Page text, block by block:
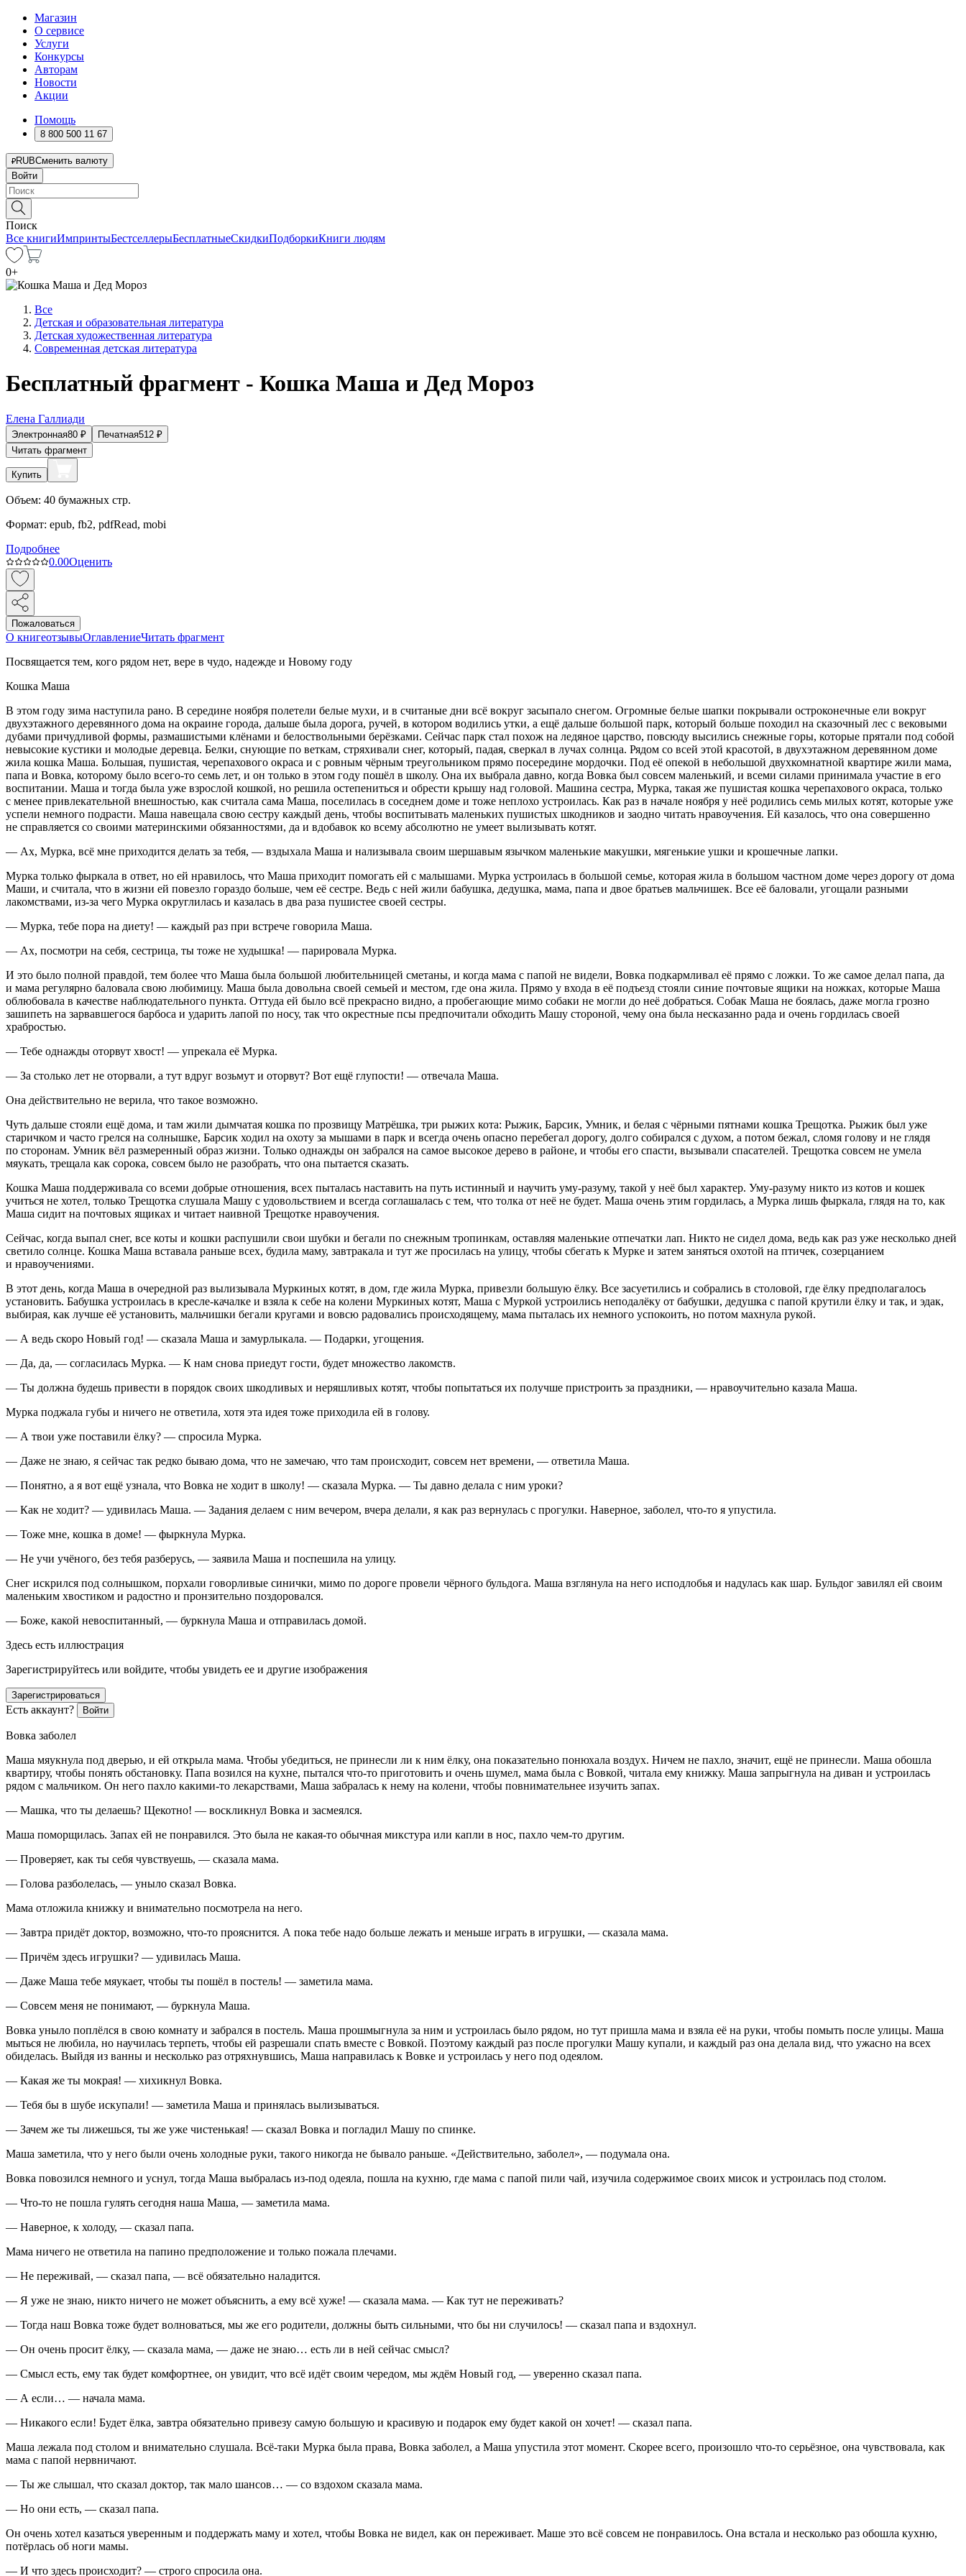
Магазин
О сервисе
Услуги
Конкурсы
Авторам
Новости
Акции
Помощь
8 800 500 11 67
RUBСменить валюту
Войти
Поиск
Все книгиИмпринтыБестселлерыБесплатныеСкидкиПодборкиКниги людям
0+
Все
Детская и образовательная литература
Детская художественная литература
Современная детская литература
Бесплатный фрагмент - Кошка Маша и Дед Мороз
Елена Галлиади
Электронная80 ₽ Печатная512 ₽
Читать фрагмент
Купить
Объем: 40 бумажных стр.
Формат: epub, fb2, pdfRead, mobi
Подробнее
0.00Оценить
Пожаловаться
О книгеотзывыОглавлениеЧитать фрагмент
Посвящается тем, кого рядом нет, вере в чудо, надежде и Новому году
Кошка Маша
В этом году зима наступила рано. В середине ноября полетели белые мухи, и в считаные дни всё вокруг засыпало снегом. Огромные белые шапки покрывали остроконечные ели вокруг
двухэтажного деревянного дома на окраине города, дальше была дорога, ручей, в котором водились утки, а ещё дальше большой парк, который больше походил на сказочный лес с вековыми
дубами причудливой формы, размашистыми клёнами и белоствольными берёзками. Сейчас парк стал похож на ледяное царство, повсюду высились снежные горы, которые прятали под собой
невысокие кустики и молодые деревца. Белки, снующие по веткам, стряхивали снег, который, падая, сверкал в лучах солнца. Рядом со всей этой красотой, в двухэтажном деревянном доме
жила кошка Маша. Большая, пушистая, черепахового окраса и с ровным чёрным треугольником прямо посередине мордочки. Под её опекой в небольшой двухкомнатной квартире жили мама,
папа и Вовка, которому было всего-то семь лет, и он только в этом году пошёл в школу. Она их выбрала давно, когда Вовка был совсем маленький, и всеми силами принимала участие в его
воспитании. Маша и тогда была уже взрослой кошкой, но решила остепениться и обрести крышу над головой. Машина сестра, Мурка, такая же пушистая кошка черепахового окраса, только
с менее привлекательной внешностью, как считала сама Маша, поселилась в соседнем доме и тоже неплохо устроилась. Как раз в начале ноября у неё родились семь милых котят, которые уже
успели немного подрасти. Маша навещала свою сестру каждый день, чтобы воспитывать маленьких пушистых шкодников и заодно читать нравоучения. Ей казалось, что она совершенно
не справляется со своими материнскими обязанностями, да и вдобавок ко всему абсолютно не умеет вылизывать котят.
— Ах, Мурка, всё мне приходится делать за тебя, — вздыхала Маша и нализывала своим шершавым язычком маленькие макушки, мягенькие ушки и крошечные лапки.
Мурка только фыркала в ответ, но ей нравилось, что Маша приходит помогать ей с малышами. Мурка устроилась в большой семье, которая жила в большом частном доме через дорогу от дома
Маши, и считала, что в жизни ей повезло гораздо больше, чем её сестре. Ведь с ней жили бабушка, дедушка, мама, папа и двое братьев мальчишек. Все её баловали, угощали разными
лакомствами, из-за чего Мурка округлилась и казалась в два раза пушистее своей сестры.
— Мурка, тебе пора на диету! — каждый раз при встрече говорила Маша.
— Ах, посмотри на себя, сестрица, ты тоже не худышка! — парировала Мурка.
И это было полной правдой, тем более что Маша была большой любительницей сметаны, и когда мама с папой не видели, Вовка подкармливал её прямо с ложки. То же самое делал папа, да
и мама регулярно баловала свою любимицу. Маша была довольна своей семьей и местом, где она жила. Прямо у входа в её подъезд стояли синие почтовые ящики на ножках, которые Маша
облюбовала в качестве наблюдательного пункта. Оттуда ей было всё прекрасно видно, а пробегающие мимо собаки не могли до неё добраться. Собак Маша не боялась, даже могла грозно
зашипеть на зарвавшегося барбоса и ударить лапой по носу, так что окрестные псы предпочитали обходить Машу стороной, чему она была несказанно рада и очень гордилась своей
храбростью.
— Тебе однажды оторвут хвост! — упрекала её Мурка.
— За столько лет не оторвали, а тут вдруг возьмут и оторвут? Вот ещё глупости! — отвечала Маша.
Она действительно не верила, что такое возможно.
Чуть дальше стояли ещё дома, и там жили дымчатая кошка по прозвищу Матрёшка, три рыжих кота: Рыжик, Барсик, Умник, и белая с чёрными пятнами кошка Трещотка. Рыжик был уже
старичком и часто грелся на солнышке, Барсик ходил на охоту за мышами в парк и всегда очень опасно перебегал дорогу, долго собирался с духом, а потом бежал, сломя голову и не глядя
по сторонам. Умник вёл размеренный образ жизни. Только однажды он забрался на самое высокое дерево в районе, и чтобы его спасти, вызывали спасателей. Трещотка совсем не умела
мяукать, трещала как сорока, совсем было не разобрать, что она пытается сказать.
Кошка Маша поддерживала со всеми добрые отношения, всех пыталась наставить на путь истинный и научить уму-разуму, такой у неё был характер. Уму-разуму никто из котов и кошек
учиться не хотел, только Трещотка слушала Машу с удовольствием и всегда соглашалась с тем, что толка от неё не будет. Маша очень этим гордилась, а Мурка лишь фыркала, глядя на то, как
Маша сидит на почтовых ящиках и читает наивной Трещотке нравоучения.
Сейчас, когда выпал снег, все коты и кошки распушили свои шубки и бегали по снежным тропинкам, оставляя маленькие отпечатки лап. Никто не сидел дома, ведь как раз уже несколько дней
светило солнце. Кошка Маша вставала раньше всех, будила маму, завтракала и тут же просилась на улицу, чтобы сбегать к Мурке и затем заняться охотой на птичек, созерцанием
и нравоучениями.
В этот день, когда Маша в очередной раз вылизывала Муркиных котят, в дом, где жила Мурка, привезли большую ёлку. Все засуетились и собрались в столовой, где ёлку предполагалось
установить. Бабушка устроилась в кресле-качалке и взяла к себе на колени Муркиных котят, Маша с Муркой устроились неподалёку от бабушки, дедушка с папой крутили ёлку и так, и эдак,
выбирая, как лучше её установить, мальчишки бегали кругами и вовсю радовались происходящему, мама пыталась их немного успокоить, но потом махнула рукой.
— А ведь скоро Новый год! — сказала Маша и замурлыкала. — Подарки, угощения.
— Да, да, — согласилась Мурка. — К нам снова приедут гости, будет множество лакомств.
— Ты должна будешь привести в порядок своих шкодливых и неряшливых котят, чтобы попытаться их получше пристроить за праздники, — нравоучительно казала Маша.
Мурка поджала губы и ничего не ответила, хотя эта идея тоже приходила ей в голову.
— А твои уже поставили ёлку? — спросила Мурка.
— Даже не знаю, я сейчас так редко бываю дома, что не замечаю, что там происходит, совсем нет времени, — ответила Маша.
— Понятно, а я вот ещё узнала, что Вовка не ходит в школу! — сказала Мурка. — Ты давно делала с ним уроки?
— Как не ходит? — удивилась Маша. — Задания делаем с ним вечером, вчера делали, я как раз вернулась с прогулки. Наверное, заболел, что-то я упустила.
— Тоже мне, кошка в доме! — фыркнула Мурка.
— Не учи учёного, без тебя разберусь, — заявила Маша и поспешила на улицу.
Снег искрился под солнышком, порхали говорливые синички, мимо по дороге провели чёрного бульдога. Маша взглянула на него исподлобья и надулась как шар. Бульдог завилял ей своим
маленьким хвостиком и радостно и пронзительно поздоровался.
— Боже, какой невоспитанный, — буркнула Маша и отправилась домой.
Здесь есть иллюстрация
Зарегистрируйтесь или войдите, чтобы увидеть ее и другие изображения
Зарегистрироваться
Есть аккаунт? Войти
Вовка заболел
Маша мяукнула под дверью, и ей открыла мама. Чтобы убедиться, не принесли ли к ним ёлку, она показательно понюхала воздух. Ничем не пахло, значит, ещё не принесли. Маша обошла
квартиру, чтобы понять обстановку. Папа возился на кухне, пытался что-то приготовить и очень шумел, мама была с Вовкой, читала ему книжку. Маша запрыгнула на диван и устроилась
рядом с мальчиком. Он него пахло какими-то лекарствами, Маша забралась к нему на колени, чтобы повнимательнее изучить запах.
— Машка, что ты делаешь? Щекотно! — воскликнул Вовка и засмеялся.
Маша поморщилась. Запах ей не понравился. Это была не какая-то обычная микстура или капли в нос, пахло чем-то другим.
— Проверяет, как ты себя чувствуешь, — сказала мама.
— Голова разболелась, — уныло сказал Вовка.
Мама отложила книжку и внимательно посмотрела на него.
— Завтра придёт доктор, возможно, что-то прояснится. А пока тебе надо больше лежать и меньше играть в игрушки, — сказала мама.
— Причём здесь игрушки? — удивилась Маша.
— Даже Маша тебе мяукает, чтобы ты пошёл в постель! — заметила мама.
— Совсем меня не понимают, — буркнула Маша.
Вовка уныло поплёлся в свою комнату и забрался в постель. Маша прошмыгнула за ним и устроилась было рядом, но тут пришла мама и взяла её на руки, чтобы помыть после улицы. Маша
мыться не любила, но научилась терпеть, чтобы ей разрешали спать вместе с Вовкой. Поэтому каждый раз после прогулки Машу купали, и каждый раз она делала вид, что ужасно на всех
обиделась. Выйдя из ванны и несколько раз отряхнувшись, Маша направилась к Вовке и устроилась у него под одеялом.
— Какая же ты мокрая! — хихикнул Вовка.
— Тебя бы в шубе искупали! — заметила Маша и принялась вылизываться.
— Зачем же ты лижешься, ты же уже чистенькая! — сказал Вовка и погладил Машу по спинке.
Маша заметила, что у него были очень холодные руки, такого никогда не бывало раньше. «Действительно, заболел», — подумала она.
Вовка повозился немного и уснул, тогда Маша выбралась из-под одеяла, пошла на кухню, где мама с папой пили чай, изучила содержимое своих мисок и устроилась под столом.
— Что-то не пошла гулять сегодня наша Маша, — заметила мама.
— Наверное, к холоду, — сказал папа.
Мама ничего не ответила на папино предположение и только пожала плечами.
— Не переживай, — сказал папа, — всё обязательно наладится.
— Я уже не знаю, никто ничего не может объяснить, а ему всё хуже! — сказала мама. — Как тут не переживать?
— Тогда наш Вовка тоже будет волноваться, мы же его родители, должны быть сильными, что бы ни случилось! — сказал папа и вздохнул.
— Он очень просит ёлку, — сказала мама, — даже не знаю… есть ли в ней сейчас смысл?
— Смысл есть, ему так будет комфортнее, он увидит, что всё идёт своим чередом, мы ждём Новый год, — уверенно сказал папа.
— А если… — начала мама.
— Никакого если! Будет ёлка, завтра обязательно привезу самую большую и красивую и подарок ему будет какой он хочет! — сказал папа.
Маша лежала под столом и внимательно слушала. Всё-таки Мурка была права, Вовка заболел, а Маша упустила этот момент. Скорее всего, произошло что-то серьёзное, она чувствовала, как
мама с папой нервничают.
— Ты же слышал, что сказал доктор, так мало шансов… — со вздохом сказала мама.
— Но они есть, — сказал папа.
Он очень хотел казаться уверенным и поддержать маму и хотел, чтобы Вовка не видел, как он переживает. Маше это всё совсем не понравилось. Она встала и несколько раз обошла кухню,
потёрлась об ноги мамы.
— И что здесь происходит? — строго спросила она.